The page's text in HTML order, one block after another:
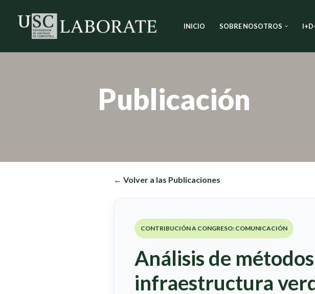
Saltar
INICIO SOBRE NOSOTROS
Publicación
← Volver a las Publicaciones
CONTRIBUCIÓN A CONGRESO: COMUNICACIÓN
Análisis de
infraestructura